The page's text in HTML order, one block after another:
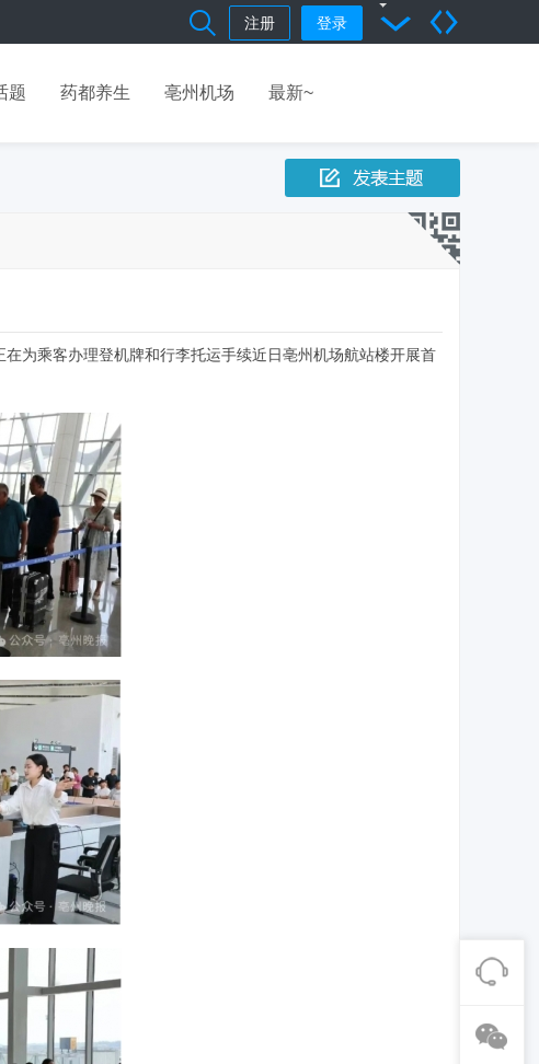
注册 登录
题 药都养生 亳州机场 最新~
为乘客办理登机牌和行李托运手续近日亳州机场航站楼开展首